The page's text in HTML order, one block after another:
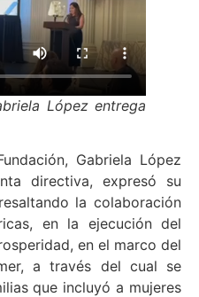
López entrega
Gabriela López
directiva, expresó su
la colaboración
en la ejecución del
en el marco del
a través del cual se
que incluyó a mujeres